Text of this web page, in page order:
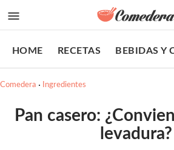
HOME RECETAS BEBIDAS Y
Comedera Ingredientes
Pan casero:
levadura?